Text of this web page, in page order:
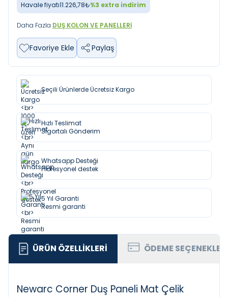
Havale fiyatı11.226,78₺%3 extra indirim
Daha Fazla DUŞ KOLON VE PANELLERI
Favoriye Ekle Paylaş
Seçili Ürünlerde Ücretsiz Kargo
Hızlı Teslimat
Sigortalı Gönderim
Whatsapp Desteği
Profesyonel destek
5 Yıl Garanti
Resmi garanti
ÜRÜN ÖZELLIKLERI ÖDEME
Newarc Corner Duş Paneli Mat Çelik